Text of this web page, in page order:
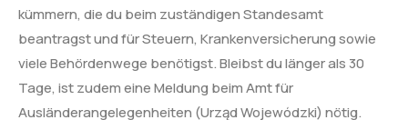
kümmern, die du beim zuständigen Standesamt
beantragst und für Steuern, Krankenversicherung sowie
viele Behördenwege benötigst. Bleibst du länger als 30
Tage, ist zudem eine Meldung beim Amt für
Ausländerangelegenheiten (Urząd Wojewódzki) nötig.